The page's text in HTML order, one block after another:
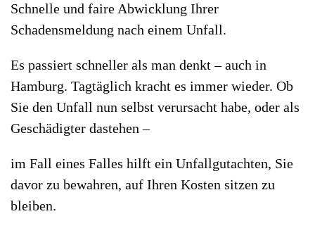
Schnelle und faire Abwicklung Ihrer
Schadensmeldung nach einem Unfall.
Es passiert schneller als man denkt – auch in
Hamburg. Tagtäglich kracht es immer wieder. Ob
Sie den Unfall nun selbst verursacht habe, oder als
Geschädigter dastehen –
im Fall eines Falles hilft ein Unfallgutachten, Sie
davor zu bewahren, auf Ihren Kosten sitzen zu
bleiben.